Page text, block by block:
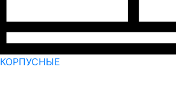
КОРПУСНЫЕ